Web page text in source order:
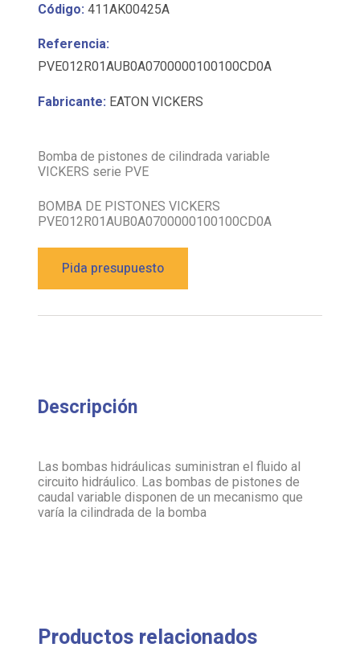
Código: 411AK00425A
Referencia:
PVE012R01AUB0A0700000100100CD0A
Fabricante: EATON VICKERS
Bomba de pistones de cilindrada variable
VICKERS serie PVE
BOMBA DE PISTONES VICKERS
PVE012R01AUB0A0700000100100CD0A
Pida presupuesto
Descripción
Las bombas hidráulicas suministran el fluido al
circuito hidráulico. Las bombas de pistones de
caudal variable disponen de un mecanismo que
varía la cilindrada de la bomba
Productos relacionados